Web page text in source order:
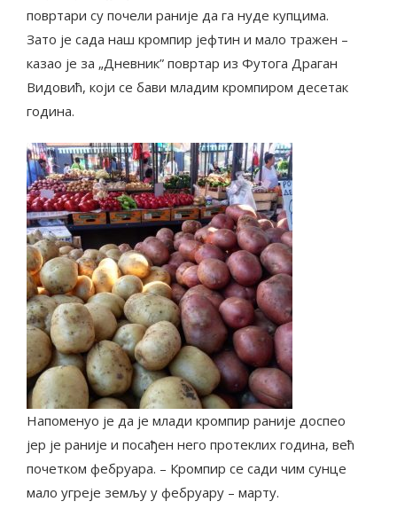
повртари су почели раније да га нуде купцима.
Зато је сада наш кромпир јефтин и мало тражен –
казао је за „Дневник” повртар из Футога Драган
Видовић, који се бави младим кромпиром десетак
година.
Напоменуо је да је млади кромпир раније доспео
јер је раније и посађен него протеклих година, већ
почетком фебруара. – Кромпир се сади чим сунце
мало угреје земљу у фебруару – марту.